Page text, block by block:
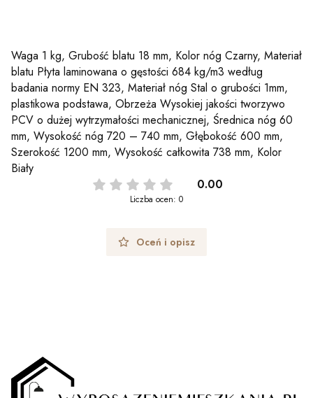
Waga 1 kg, Grubość blatu 18 mm, Kolor nóg Czarny, Materiał
blatu Płyta laminowana o gęstości 684 kg/m3 według
badania normy EN 323, Materiał nóg Stal o grubości 1mm,
plastikowa podstawa, Obrzeża Wysokiej jakości tworzywo
PCV o dużej wytrzymałości mechanicznej, Średnica nóg 60
mm, Wysokość nóg 720 – 740 mm, Głębokość 600 mm,
Szerokość 1200 mm, Wysokość całkowita 738 mm, Kolor
Biały
0.00
Liczba ocen: 0
Oceń i opisz